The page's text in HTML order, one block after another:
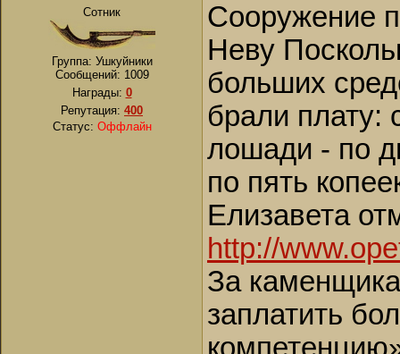
Сотник
Группа: Ушкуйники
Сообщений: 1009
Награды: 0
Репутация: 400
Статус: Оффлайн
Сооружение
Неву
больших
брали плату:
лошади - по
по пять
Елизавета
http://
За
заплатить